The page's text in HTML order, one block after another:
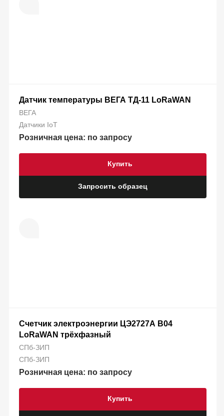
Датчик температуры ВЕГА ТД-11 LoRaWAN
ВЕГА
Датчики IoT
Розничная цена: по запросу
Запросить образец
Купить
Счетчик электроэнергии ЦЭ2727А B04
LoRaWAN трёхфазный
СПб-ЗИП
СПб-ЗИП
Розничная цена: по запросу
Купить